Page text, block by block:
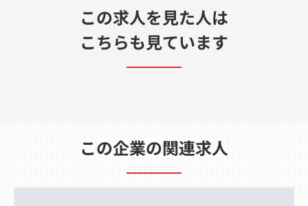
この求人を見た人は
こちらも見ています
この企業の関連求人